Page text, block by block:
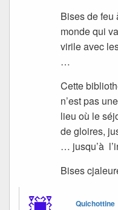
Bises de feu
monde qui
virile avec
…
Cette
n’est pas
lieu où le
de gloires,
… jusqu’à
Bises
Quichottine